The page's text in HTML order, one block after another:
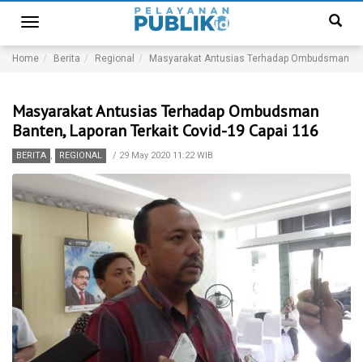
Toggle
navigation
Home Berita Regional Masyarakat Antusias Terhadap Ombudsman
Masyarakat Antusias Terhadap Ombudsman
Banten, Laporan Terkait Covid-19 Capai 116
BERITA , REGIONAL / 29 May 2020 11:22 WIB